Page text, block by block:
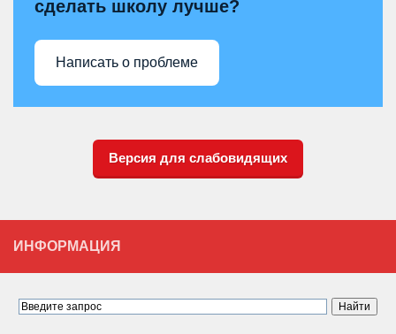
сделать школу лучше?
Написать о проблеме
Версия для слабовидящих
ИНФОРМАЦИЯ